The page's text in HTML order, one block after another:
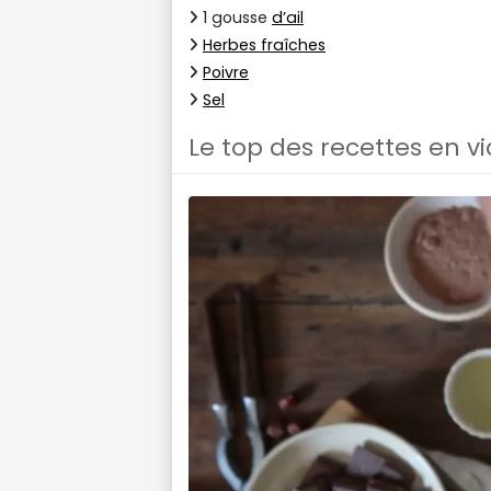
1 gousse d’ail
Herbes fraîches
Poivre
Sel
Le top des recettes en